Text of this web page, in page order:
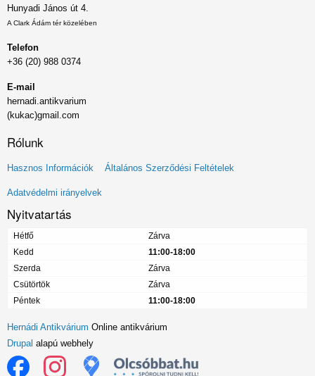
Hunyadi János út 4.
A Clark Ádám tér közelében
Telefon
+36 (20) 988 0374
E-mail
hernadi.antikvarium
(kukac)gmail.com
Rólunk
Lábléc
menü
Hasznos Információk Általános Szerződési Feltételek
Adatvédelmi irányelvek
Nyitvatartás
Hétfő
Zárva
Kedd
11:00-18:00
Szerda
Zárva
Csütörtök
Zárva
Péntek
11:00-18:00
Hernádi Antikvárium Online antikvárium
Drupal alapú webhely